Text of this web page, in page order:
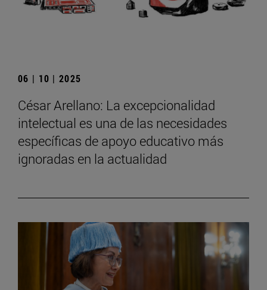
06 | 10 | 2025
César Arellano: La excepcionalidad
intelectual es una de las necesidades
específicas de apoyo educativo más
ignoradas en la actualidad